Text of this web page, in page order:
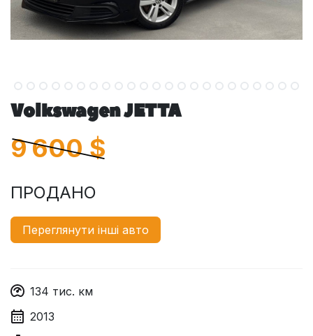
Volkswagen JETTA
9 600$
ПРОДАНО
Переглянути інші авто
134 тис. км
2013